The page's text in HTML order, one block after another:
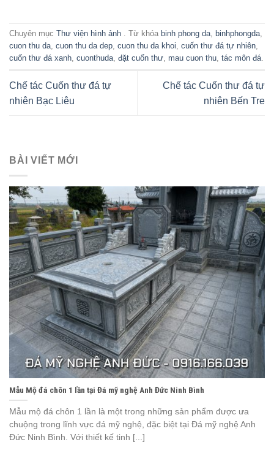
Chuyên mục Thư viện hình ảnh . Từ khóa binh phong da binhphongda
cuon thu da cuon thu da dep cuon thu da khoi cuốn thư đá tự nhiên
cuốn thư đá xanh cuonthuda đặt cuốn thư mau cuon thu tác môn đá
Chế tác Cuốn thư đá tự
nhiên Bạc Liêu
Chế tác Cuốn thư đá tự
nhiên Bến Tre
BÀI VIẾT MỚI
Mẫu Mộ đá chôn 1 lần tại Đá mỹ nghệ Anh Đức Ninh Bình
Mẫu mộ đá chôn 1 lần là một trong những sản phẩm được ưa
chuộng trong lĩnh vực đá mỹ nghệ, đặc biệt tại Đá mỹ nghệ Anh
Đức Ninh Bình. Với thiết kế tinh [...]